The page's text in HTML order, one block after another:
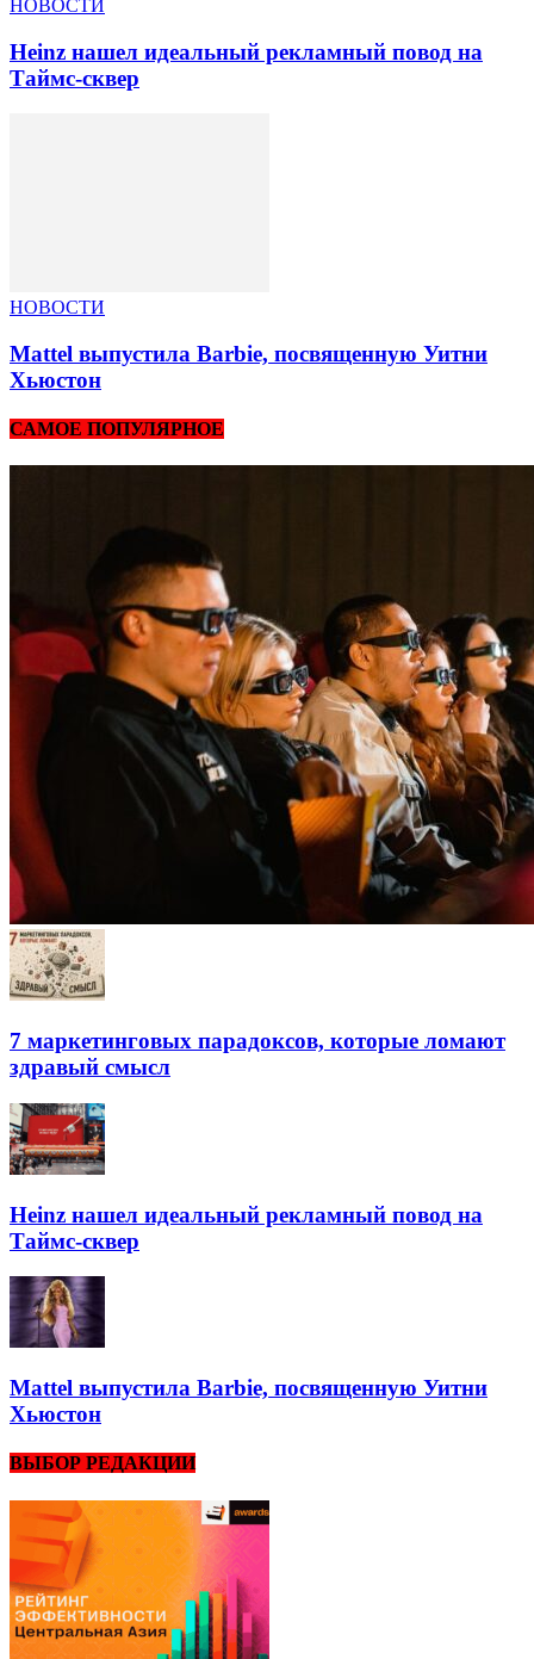
НОВОСТИ
Heinz нашел идеальный рекламный повод на
Таймс-сквер
НОВОСТИ
Mattel выпустила Barbie, посвященную Уитни
Хьюстон
САМОЕ ПОПУЛЯРНОЕ
7 маркетинговых парадоксов, которые ломают
здравый смысл
Heinz нашел идеальный рекламный повод на
Таймс-сквер
Mattel выпустила Barbie, посвященную Уитни
Хьюстон
ВЫБОР РЕДАКЦИИ